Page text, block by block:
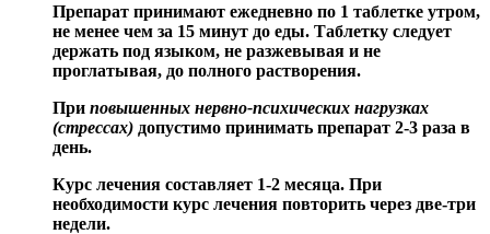
Препарат принимают ежедневно по 1 таблетке утром,
не менее чем за 15 минут до еды. Таблетку следует
держать под языком, не разжевывая и не
проглатывая, до полного растворения.
При повышенных нервно-психических нагрузках
(стрессах) допустимо принимать препарат 2-3 раза в
день.
Курс лечения составляет 1-2 месяца. При
необходимости курс лечения повторить через две-три
недели.